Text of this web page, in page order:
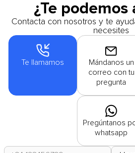
¿Te podemos
Contacta con nosotros y te
necesites
Te llamamos
Mándanos un
correo con tu
pregunta
Pregúntanos
whatsapp